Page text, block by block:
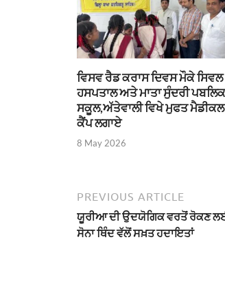
ਵਿਸਵ ਰੈਡ ਕਰਾਸ ਦਿਵਸ ਮੌਕੇ ਸਿਵਲ
ਹਸਪਤਾਲ ਅਤੇ ਮਾਤਾ ਸੁੰਦਰੀ ਪਬਲਿਕ
ਸਕੂਲ,ਅੱਤੇਵਾਲੀ ਵਿਖੇ ਮੁਫਤ ਮੈਡੀਕਲ
ਕੈਂਪ ਲਗਾਏ
8 May 2026
PREVIOUS ARTICLE
ਯੂਰੀਆ ਦੀ ਉਦਯੋਗਿਕ ਵਰਤੋਂ ਰੋਕਣ ਲਈ
ਸੋਨਾ ਥਿੰਦ ਵੱਲੋਂ ਸਖ਼ਤ ਹਦਾਇਤਾਂ